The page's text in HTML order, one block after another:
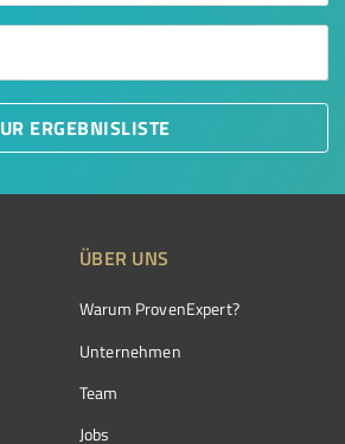
ERGEBNISLISTE
ÜBER UNS
Warum ProvenExpert?
Unternehmen
Team
Jobs